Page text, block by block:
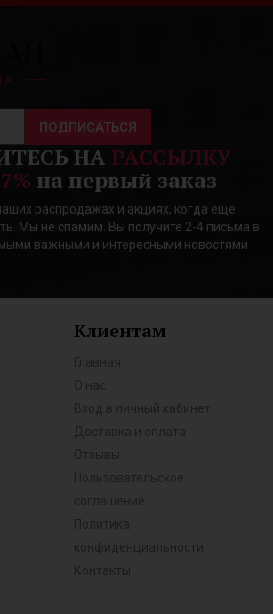
ПОДПИСАТЬСЯ
НА РАССЫЛКУ
на первый заказ
распродажах и акциях, когда еще
Мы не спамим. Вы получите 2-4 письма в
важными и интересными новостями
Клиентам
Главная
О нас
Вход в личный кабинет
Доставка и оплата
Отзывы
Пользовательское
соглашение
Политика
конфиденциальности
Контакты